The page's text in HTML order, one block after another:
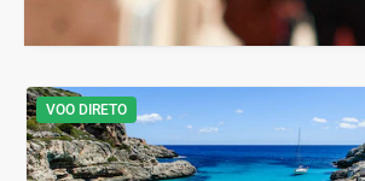
VOO DIRETO